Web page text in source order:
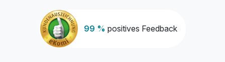
99 % positives Feedback